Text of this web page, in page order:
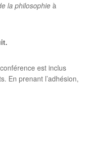
la philosophie à
est inclus
En prenant l’adhésion,